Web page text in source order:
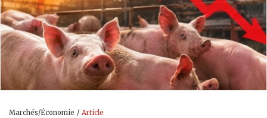
Marchés/Économie Article